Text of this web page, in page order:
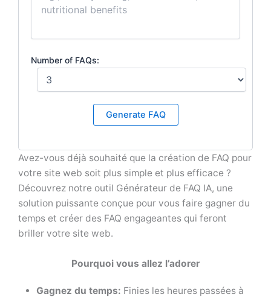
Number of FAQs:
Generate FAQ
Avez-vous déjà souhaité que la création de FAQ pour
votre site web soit plus simple et plus efficace ?
Découvrez notre outil Générateur de FAQ IA, une
solution puissante conçue pour vous faire gagner du
temps et créer des FAQ engageantes qui feront
briller votre site web.
Pourquoi vous allez l’adorer
Gagnez du temps: Finies les heures passées à